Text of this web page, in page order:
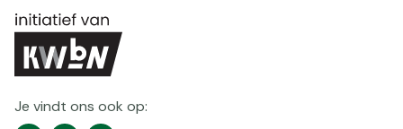
Je vindt ons ook op: